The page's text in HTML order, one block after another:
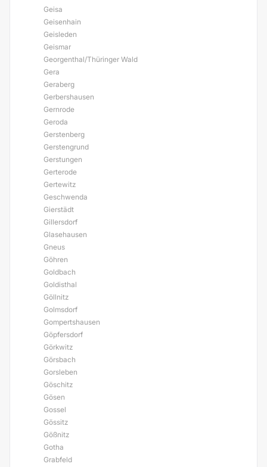
Geisa
Geisenhain
Geisleden
Geismar
Georgenthal/Thüringer Wald
Gera
Geraberg
Gerbershausen
Gernrode
Geroda
Gerstenberg
Gerstengrund
Gerstungen
Gerterode
Gertewitz
Geschwenda
Gierstädt
Gillersdorf
Glasehausen
Gneus
Göhren
Goldbach
Goldisthal
Göllnitz
Golmsdorf
Gompertshausen
Göpfersdorf
Görkwitz
Görsbach
Gorsleben
Göschitz
Gösen
Gossel
Gössitz
Gößnitz
Gotha
Grabfeld